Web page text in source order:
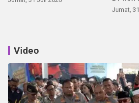
Jumat,
Video